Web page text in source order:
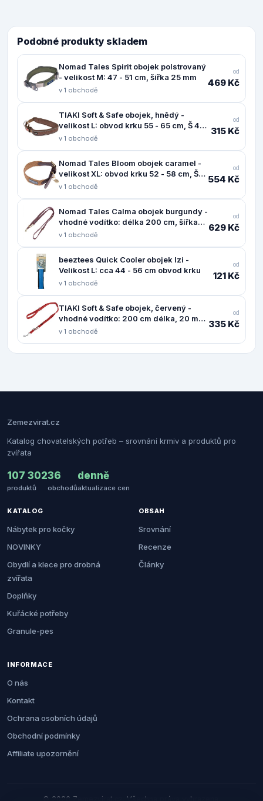
Podobné produkty skladem
Nomad Tales Spirit obojek polstrovaný
- velikost M: 47 - 51 cm, šířka 25 mm
v 1 obchodě
od
469 Kč
TIAKI Soft & Safe obojek, hnědý -
velikost L: obvod krku 55 - 65 cm, Š 45
mm
v 1 obchodě
od
315 Kč
Nomad Tales Bloom obojek caramel -
velikost XL: obvod krku 52 - 58 cm, Š
38 mm
v 1 obchodě
od
554 Kč
Nomad Tales Calma obojek burgundy -
vhodné vodítko: délka 200 cm, šířka
20 mm
v 1 obchodě
od
629 Kč
beeztees Quick Cooler obojek Izi -
Velikost L: cca 44 - 56 cm obvod krku
v 1 obchodě
od
121 Kč
TIAKI Soft & Safe obojek, červený -
vhodné vodítko: 200 cm délka, 20 mm
šířka
v 1 obchodě
od
335 Kč
Zemezvirat.cz
Katalog chovatelských potřeb – srovnání krmiv a produktů pro
zvířata
107 302
produktů
36
obchodů
denně
aktualizace cen
KATALOG
Nábytek pro kočky
NOVINKY
Obydlí a klece pro drobná
zvířata
Doplňky
Kuřácké potřeby
Granule-pes
OBSAH
Srovnání
Recenze
Články
INFORMACE
O nás
Kontakt
Ochrana osobních údajů
Obchodní podmínky
Affiliate upozornění
© 2026 Zemezvirat.cz. Všechna práva vyhrazena.